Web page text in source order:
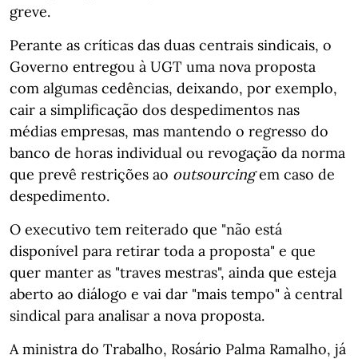
greve.
Perante as críticas das duas centrais sindicais, o
Governo entregou à UGT uma nova proposta
com algumas cedências, deixando, por exemplo,
cair a simplificação dos despedimentos nas
médias empresas, mas mantendo o regresso do
banco de horas individual ou revogação da norma
que prevê restrições ao outsourcingem caso de
despedimento.
O executivo tem reiterado que "não está
disponível para retirar toda a proposta" e que
quer manter as "traves mestras", ainda que esteja
aberto ao diálogo e vai dar "mais tempo" à central
sindical para analisar a nova proposta.
A ministra do Trabalho, Rosário Palma Ramalho, já